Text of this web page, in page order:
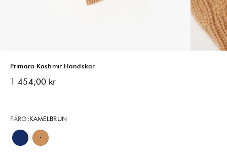
Primara Kashmir Handskar
REA-pris
1 454,00 kr
FÄRG:KAMELBRUN
Natthimmelsblå
Kamelbrun